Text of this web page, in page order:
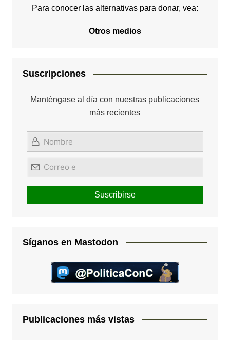
Para conocer las alternativas para donar, vea:
Otros medios
Suscripciones
Manténgase al día con nuestras publicaciones
más recientes
Síganos en Mastodon
Publicaciones más vistas